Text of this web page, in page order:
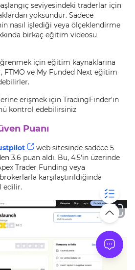
seviyesindeki traderlar için
yoksundur. Sadece
nasıl işlediği veya ölçeklendirme
birkaç eğitim videosu
için eğitim kaynaklarına
FTMO ve My Funded Next eğitim
erişmek için TradingFinder'ın
kontrol edebilirsiniz
Puanı
web sitesinde sadece 5
3.6 puan aldı. Bu, 4.5'in üzerinde
Trader Funding veya
karşılaştırıldığında
edilir.